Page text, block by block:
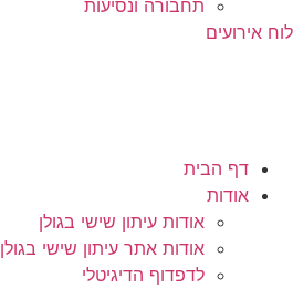
תחבורה ונסיעות
לוח אירועים
דף הבית
אודות
אודות עיתון שישי בגולן
אודות אתר עיתון שישי בגולן
לדפדוף הדיגיטלי